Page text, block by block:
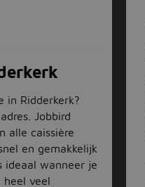
in Ridderkerk?
Jobbird
alle caissière
en gemakkelijk
ideaal wanneer je
veel